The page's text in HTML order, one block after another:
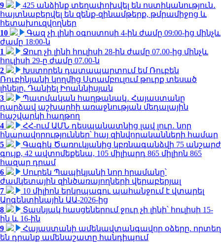
9
425 անձինք տեղափոխվել են ոստիկանություն․
հայտնաբերվել են զենք-զինամթերք, թմրամիջոց և
հետախուզվողներ
10
Գազ չի լինի օգոստոսի 4-ին ժամը 09:00-ից մինչև
ժամը 18:00-ն
1
Ջուր չի լինի հուլիսի 28-ին ժամը 07.00-ից մինչև
հուլիսի 29-ը ժամը 07.00-ն
2
Խստորեն դատապարտում եմ Ռուբեն
Ռուբինյանի կողմից Ստամբուլում թուրք տեսած
լինելը. Դանիել Իոաննիսյան
3
Պատմական հաղթանակ․ Հայաստանը
դարձավ աշխարհի առաջնության մեդալային
հաշվարկի հաղթող
4
ՀՀ-ում ԱՄՆ դեսպանատնից լավ լուր․ նոր
հնարավորություններ՝ հայ զինվորականների համար
5
Գագիկ Ծառուկյանից կբռնագանձվի 75 անշարժ
գույք, 42 ավտոմեքենա, 105 միլիարդ 865 միլիոն 865
հազար դրամ
6
Սուրեն Պապիկյանի նոր հրամանը՝
ժամկետային զինծառայողների վերաբերյալ
7
10 միլիոն երկրպագու պահանջում է վտարել
Արգենտինային ԱԱ-2026-ից
8
Տասնյակ հասցեներում ջուր չի լինի՝ հուլիսի 15-
ին և 16-ին
9
Հայաստանի ամենավտանգավոր օձերը. որտեղ
են դրանք ամենաշատը հանդիպում